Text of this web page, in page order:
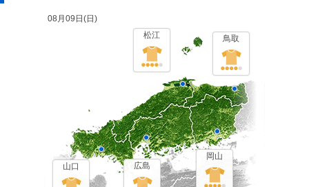
08月09日(日 )
鳥取
松江
岡山
広島
山口